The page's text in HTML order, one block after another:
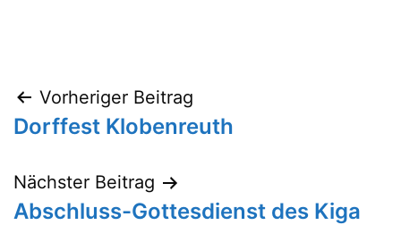
Beitragsnavigation
Vorheriger Beitrag
Dorffest Klobenreuth
Nächster Beitrag
Abschluss-Gottesdienst des Kiga